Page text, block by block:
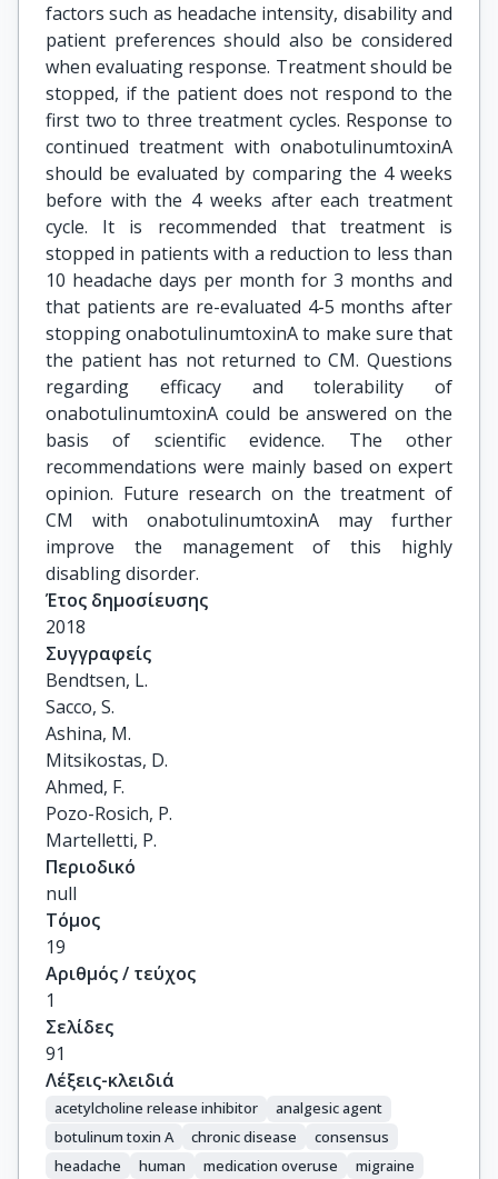
factors such as headache intensity, disability and
patient preferences should also be considered
when evaluating response. Treatment should be
stopped, if the patient does not respond to the
first two to three treatment cycles. Response to
continued treatment with onabotulinumtoxinA
should be evaluated by comparing the 4 weeks
before with the 4 weeks after each treatment
cycle. It is recommended that treatment is
stopped in patients with a reduction to less than
10 headache days per month for 3 months and
that patients are re-evaluated 4-5 months after
stopping onabotulinumtoxinA to make sure that
the patient has not returned to CM. Questions
regarding efficacy and tolerability of
onabotulinumtoxinA could be answered on the
basis of scientific evidence. The other
recommendations were mainly based on expert
opinion. Future research on the treatment of
CM with onabotulinumtoxinA may further
improve the management of this highly
disabling disorder.
Έτος δημοσίευσης
2018
Συγγραφείς
Bendtsen, L.
Sacco, S.
Ashina, M.
Mitsikostas, D.
Ahmed, F.
Pozo-Rosich, P.
Martelletti, P.
Περιοδικό
null
Τόμος
19
Αριθμός / τεύχος
1
Σελίδες
91
Λέξεις-κλειδιά
acetylcholine release inhibitor
analgesic agent
botulinum toxin A
chronic disease
consensus
headache
human medication overuse
migraine